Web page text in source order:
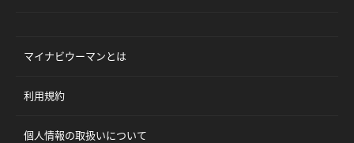
マイナビウーマンとは
利用規約
個人情報の取扱いについて